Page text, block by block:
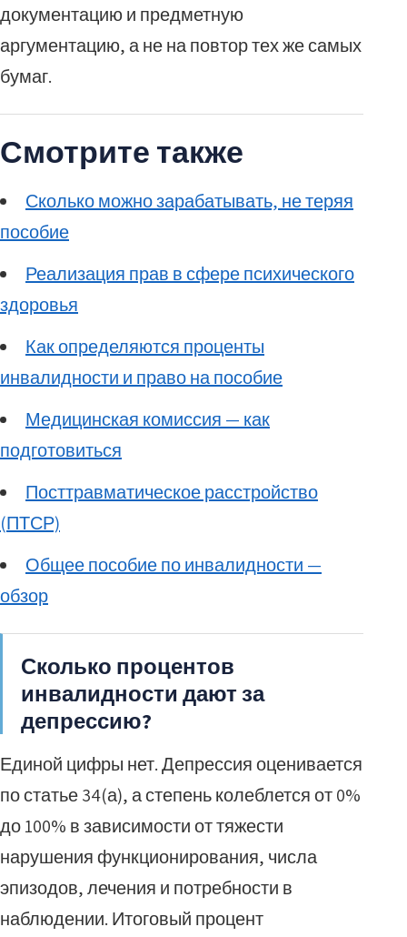
документацию и предметную
аргументацию, а не на повтор тех же самых
бумаг.
Смотрите также
Сколько можно зарабатывать, не теряя
пособие
Реализация прав в сфере психического
здоровья
Как определяются проценты
инвалидности и право на пособие
Медицинская комиссия — как
подготовиться
Посттравматическое расстройство
(ПТСР)
Общее пособие по инвалидности —
обзор
Сколько процентов
инвалидности дают за
депрессию?
Единой цифры нет. Депрессия оценивается
по статье 34(а), а степень колеблется от 0%
до 100% в зависимости от тяжести
нарушения функционирования, числа
эпизодов, лечения и потребности в
наблюдении. Итоговый процент